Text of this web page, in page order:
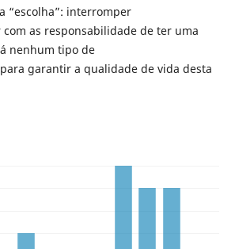
“escolha”: interromper
com as responsabilidade de ter uma
nenhum tipo de
garantir a qualidade de vida desta